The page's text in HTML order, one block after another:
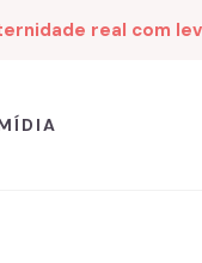
real com